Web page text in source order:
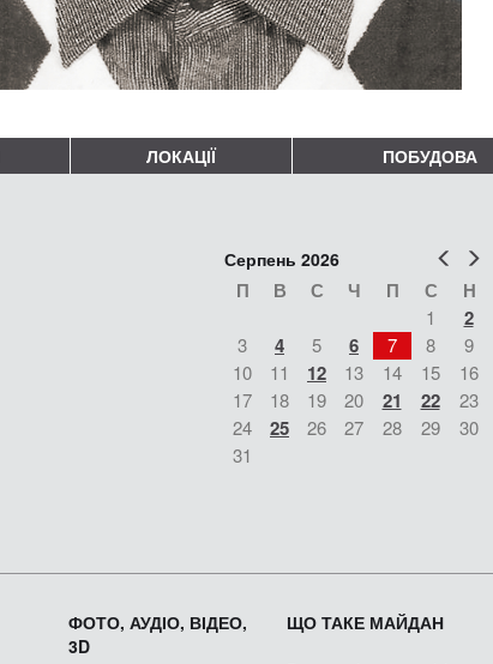
ЛОКАЦІЇ ПОБУДОВА
Попер
Серпень 2026
П В С Ч П С Н
1 2
3 4 5 6 7 8
9
10
11 12 13 14 15
16
17
18 19 20 21 22
23
24
25 26 27 28 29
30
31
ФОТО, АУДІО, ВІДЕО,
3D
ЩО ТАКЕ МАЙДАН